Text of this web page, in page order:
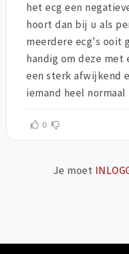
het ecg een
hoort dan bij u als
meerdere ecg's ooit
handig om deze met
een sterk afwijkend
iemand heel normaal
0
Je moet